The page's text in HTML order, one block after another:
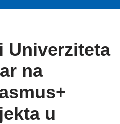
Univerziteta
na
u